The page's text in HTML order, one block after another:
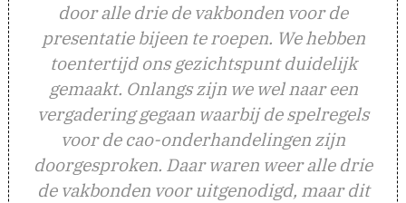
door alle drie de vakbonden voor de
presentatie bijeen te roepen. We hebben
toentertijd ons gezichtspunt duidelijk
gemaakt. Onlangs zijn we wel naar een
vergadering gegaan waarbij de spelregels
voor de cao-onderhandelingen zijn
doorgesproken. Daar waren weer alle drie
de vakbonden voor uitgenodigd, maar dit